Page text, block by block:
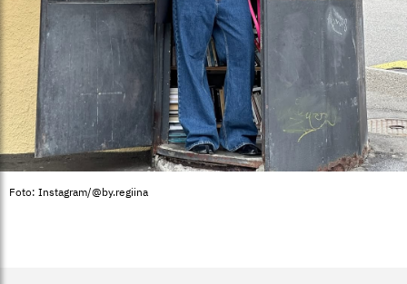
Foto: Instagram/@by.regiina